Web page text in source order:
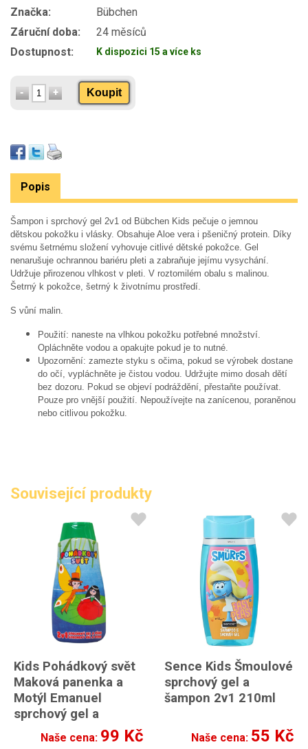
Značka:
Bübchen
Záruční doba:
24 měsíců
Dostupnost:
K dispozici 15 a více ks
Koupit
Popis
Šampon i sprchový gel 2v1 od Bübchen Kids pečuje o jemnou
dětskou pokožku i vlásky. Obsahuje Aloe vera i pšeničný protein. Díky
svému šetrnému složení vyhovuje citlivé dětské pokožce. Gel
nenarušuje ochrannou bariéru pleti a zabraňuje jejímu vysychání.
Udržuje přirozenou vlhkost v pleti. V roztomilém obalu s malinou.
Šetrný k pokožce, šetrný k životnímu prostředí.
S vůní malin.
Použití: naneste na vlhkou pokožku potřebné množství.
Opláchněte vodou a opakujte pokud je to nutné.
Upozornění: zamezte styku s očima, pokud se výrobek dostane
do očí, vypláchněte je čistou vodou. Udržujte mimo dosah dětí
bez dozoru. Pokud se objeví podráždění, přestaňte používat.
Pouze pro vnější použití. Nepoužívejte na zanícenou, poraněnou
nebo citlivou pokožku.
Související produkty
Kids Pohádkový svět
Maková panenka a
Motýl Emanuel
sprchový gel a
šampon 2v1 500ml
Naše cena: 99 Kč
Sence Kids Šmoulové
sprchový gel a
šampon 2v1 210ml
Naše cena: 55 Kč